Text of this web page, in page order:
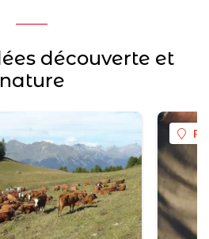
découverte et
nature